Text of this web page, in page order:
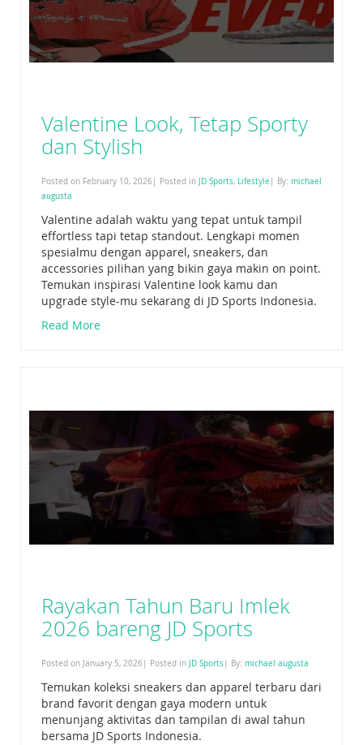
Valentine Look, Tetap Sporty
dan Stylish
Posted on February 10, 2026| Posted in JD Sports, Lifestyle | By: michael
augusta
Valentine adalah waktu yang tepat untuk tampil
effortless tapi tetap standout. Lengkapi momen
spesialmu dengan apparel, sneakers, dan
accessories pilihan yang bikin gaya makin on point.
Temukan inspirasi Valentine look kamu dan
upgrade style-mu sekarang di JD Sports Indonesia.
Read More
Rayakan Tahun Baru Imlek
2026 bareng JD Sports
Posted on January 5, 2026| Posted in JD Sports | By: michael augusta
Temukan koleksi sneakers dan apparel terbaru dari
brand favorit dengan gaya modern untuk
menunjang aktivitas dan tampilan di awal tahun
bersama JD Sports Indonesia.